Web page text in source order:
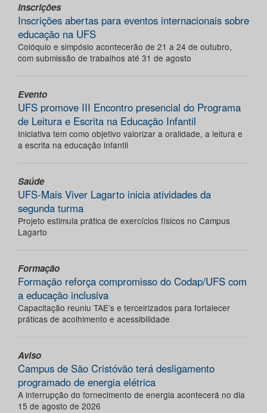
Inscrições
Inscrições abertas para eventos internacionais sobre
educação na UFS
Colóquio e simpósio acontecerão de 21 a 24 de outubro,
com submissão de trabalhos até 31 de agosto
Evento
UFS promove III Encontro presencial do Programa
de Leitura e Escrita na Educação Infantil
Iniciativa tem como objetivo valorizar a oralidade, a leitura e
a escrita na educação infantil
Saúde
UFS-Mais Viver Lagarto inicia atividades da
segunda turma
Projeto estimula prática de exercícios físicos no Campus
Lagarto
Formação
Formação reforça compromisso do Codap/UFS com
a educação inclusiva
Capacitação reuniu TAE’s e terceirizados para fortalecer
práticas de acolhimento e acessibilidade
Aviso
Campus de São Cristóvão terá desligamento
programado de energia elétrica
A interrupção do fornecimento de energia acontecerá no dia
15 de agosto de 2026